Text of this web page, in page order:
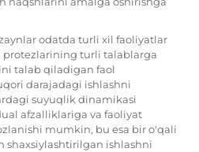
odatda turli xil faoliyatlar
turli talablarga
talab qiladigan faol
darajadagi ishlashni
suyuqlik dinamikasi
afzalliklariga va faoliyat
mumkin, bu esa bir o'qali
shaxsiylashtirilgan ishlashni